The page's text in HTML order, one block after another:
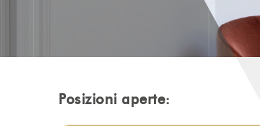
Posizioni aperte: